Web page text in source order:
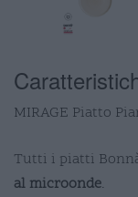
MIRAGE Piatto
Tutti i piatti
al microonde.